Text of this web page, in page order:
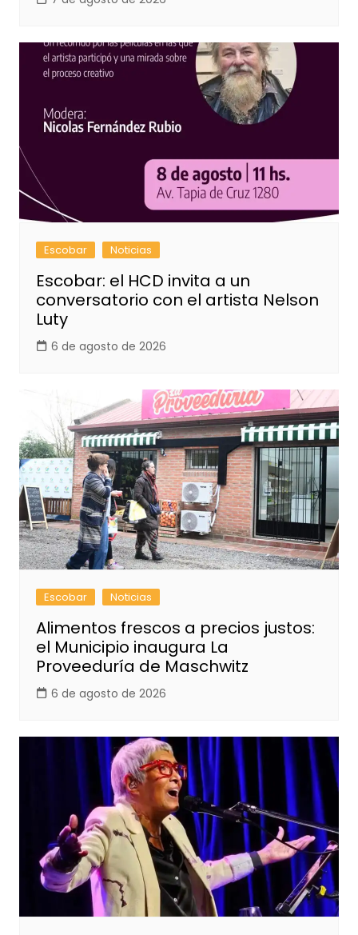
Escobar Noticias
Escobar: el HCD invita a un
conversatorio con el artista Nelson
Luty
6 de agosto de 2026
Escobar Noticias
Alimentos frescos a precios justos:
el Municipio inaugura La
Proveeduría de Maschwitz
6 de agosto de 2026